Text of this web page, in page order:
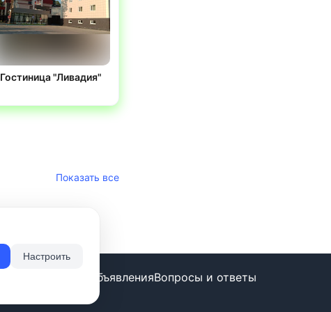
Гостиница "Ливадия"
Показать все
ОбъявленияВопросы и ответы
Настроить